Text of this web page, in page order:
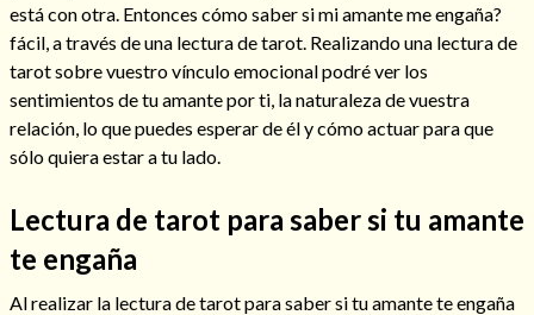
Cómo alejar a la amante de mi esposo
está con otra. Entonces cómo saber si mi amante me engaña?
fácil, a través de una lectura de tarot. Realizando una lectura de
tarot sobre vuestro vínculo emocional podré ver los
sentimientos de tu amante por ti, la naturaleza de vuestra
relación, lo que puedes esperar de él y cómo actuar para que
sólo quiera estar a tu lado.
Lectura de tarot para saber si tu amante
te engaña
Al realizar la lectura de tarot para saber si tu amante te engaña